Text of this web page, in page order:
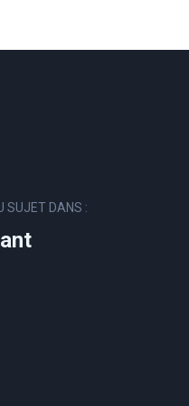
SUJET DANS :